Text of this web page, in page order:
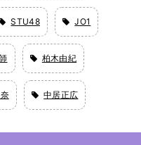
STU48 JO1
柏木由紀
中居正広